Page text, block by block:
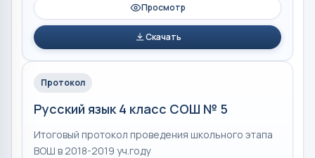
Просмотр
Скачать
Протокол
Русский язык 4 класс СОШ № 5
Итоговый протокол проведения школьного этапа
ВОШ в 2018-2019 уч.году